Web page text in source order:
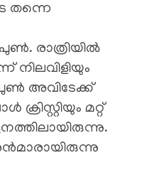
തന്നെ
രാത്രിയിൽ
നിലവിളിയും
അവിടേക്ക്
മറ്റ്